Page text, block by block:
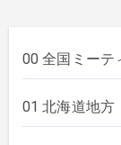
00 全国ミーテ
01 北海道地方